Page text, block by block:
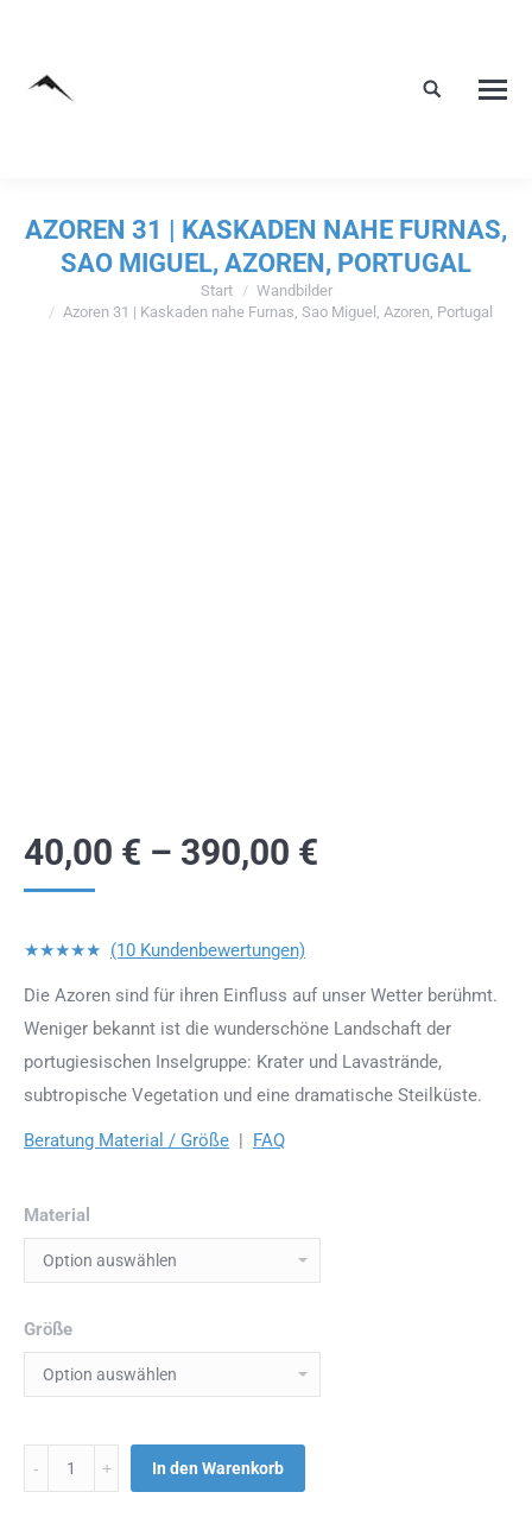
AZOREN 31 | KASKADEN NAHE FURNAS,
SAO MIGUEL, AZOREN, PORTUGAL
Start
Wandbilder
Azoren 31 | Kaskaden nahe Furnas, Sao Miguel, Azoren, Portugal
40,00 € – 390,00 €
★★★★★ (10 Kundenbewertungen)
Die Azoren sind für ihren Einfluss auf unser Wetter berühmt.
Weniger bekannt ist die wunderschöne Landschaft der
portugiesischen Inselgruppe: Krater und Lavastrände,
subtropische Vegetation und eine dramatische Steilküste.
Beratung Material / Größe | FAQ
Material
Größe
Menge In den Warenkorb